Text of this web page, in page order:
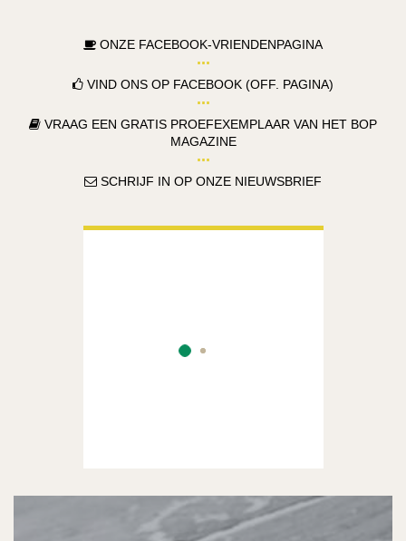
ONZE FACEBOOK-VRIENDENPAGINA
VIND ONS OP FACEBOOK (OFF. PAGINA)
VRAAG EEN GRATIS PROEFEXEMPLAAR VAN HET BOP
MAGAZINE
SCHRIJF IN OP ONZE NIEUWSBRIEF